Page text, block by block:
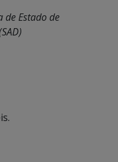
de Estado de